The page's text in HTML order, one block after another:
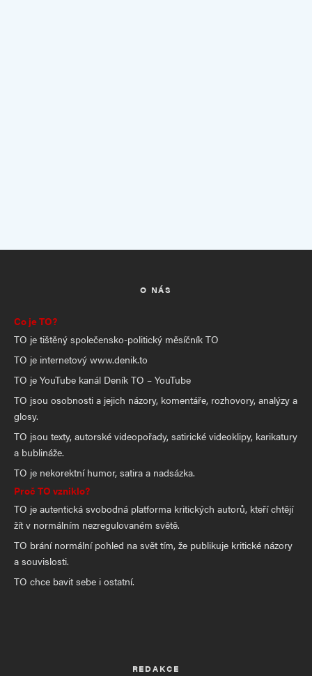
O NÁS
Co je TO?
TO je tištěný společensko-politický měsíčník TO
TO je internetový www.denik.to
TO je YouTube kanál Deník TO – YouTube
TO jsou osobnosti a jejich názory, komentáře, rozhovory, analýzy a
glosy.
TO jsou texty, autorské videopořady, satirické videoklipy, karikatury
a bublináže.
TO je nekorektní humor, satira a nadsázka.
Proč TO vzniklo?
TO je autentická svobodná platforma kritických autorů, kteří chtějí
žít v normálním nezregulovaném světě.
TO brání normální pohled na svět tím, že publikuje kritické názory
a souvislosti.
TO chce bavit sebe i ostatní.
REDAKCE